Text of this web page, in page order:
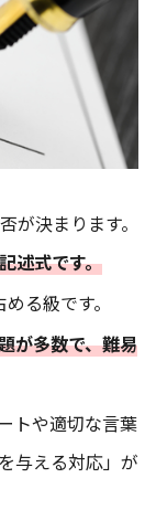
が決まります。
述式です。
る級です。
が多数で、難易
トや適切な言葉
与える対応」が